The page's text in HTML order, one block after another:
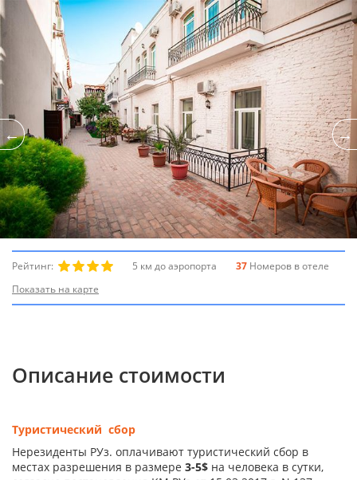
Рейтинг: 5 км до аэропорта 37 Номеров в отеле
Показать на карте
Описание стоимости
Туристический сбор
Нерезиденты РУз. оплачивают туристический сбор в
местах разрешения в размере 3-5$ на человека в сутки,